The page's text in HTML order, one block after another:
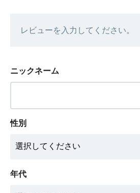
レビューを入力してください。
ニックネーム
性別
年代